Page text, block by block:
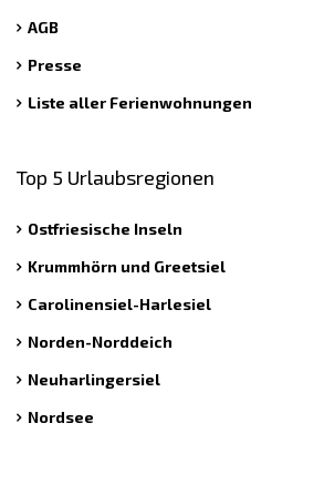
AGB
Presse
Liste aller Ferienwohnungen
Top 5 Urlaubsregionen
Ostfriesische Inseln
Krummhörn und Greetsiel
Carolinensiel-Harlesiel
Norden-Norddeich
Neuharlingersiel
Nordsee